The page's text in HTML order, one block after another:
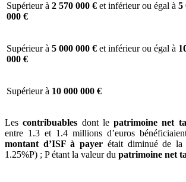
Supérieur à 2 570 000 € et inférieur ou égal à 5
000 €
Supérieur à 5 000 000 € et inférieur ou égal à
000 €
Supérieur à 10 000 000 €
Lescontribuables dont le patrimoine net
entre 1.3 et 1.4 millions d’euros
montant d’ISF à payer était diminué de
1.25%P) ; P étant la valeur du patrimoine net